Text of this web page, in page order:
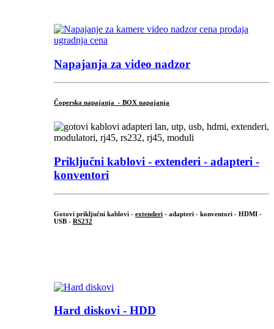
Napajanja za video nadzor
Čoperska napajanja - BOX napajanja
Priključni kablovi - extenderi - adapteri -
konventori
Gotovi priključni kablovi - extenderi - adapteri - konventori - HDMI -
USB - RS232
Hard diskovi - HDD